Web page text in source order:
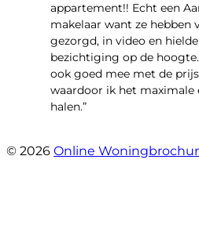
appartement!! Echt een
makelaar want ze hebben
gezorgd, in video en
bezichtiging op de
ook goed mee met de
waardoor ik het maximale
halen.”
© 2026 Online